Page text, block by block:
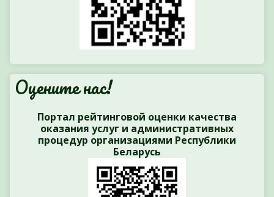
Оцените нас!
Портал рейтинговой оценки качества
оказания услуг и административных
процедур организациями Республики
Беларусь